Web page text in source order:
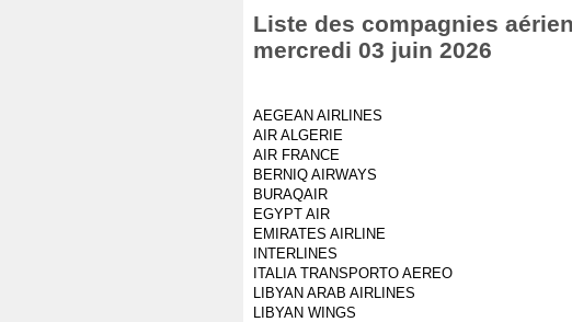
Liste des compagnies
mercredi 03 juin 2026
AEGEAN AIRLINES
AIR ALGERIE
AIR FRANCE
BERNIQ AIRWAYS
BURAQAIR
EGYPT AIR
EMIRATES AIRLINE
INTERLINES
ITALIA TRANSPORTO AEREO
LIBYAN ARAB AIRLINES
LIBYAN WINGS